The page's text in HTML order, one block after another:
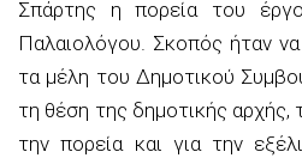
Σπάρτης η πορεία του
Παλαιολόγου. Σκοπός ήταν
τα μέλη του Δημοτικού
τη θέση της δημοτικής αρχής,
την πορεία και για την